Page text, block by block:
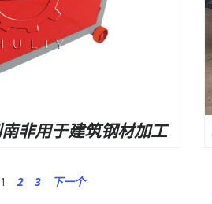
非用于建筑钢材加工
1 2 3 下一个